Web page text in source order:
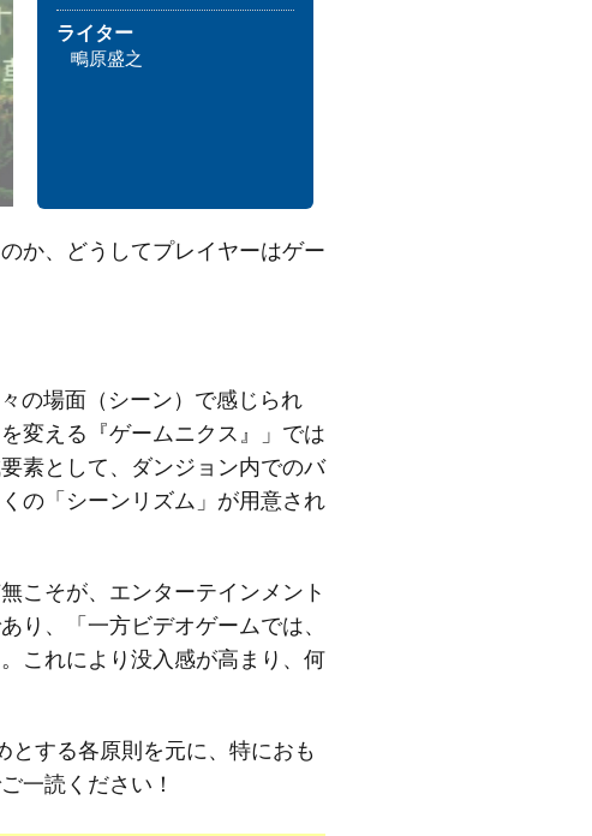
ライター
鴫原盛之
か、どうしてプレイヤーはゲー
の場面（シーン）で感じられ
変える『ゲームニクス』」では
素として、ダンジョン内でのバ
の「シーンリズム」が用意され
こそが、エンターテインメント
り、「一方ビデオゲームでは、
これにより没入感が高まり、何
する各原則を元に、特におも
一読ください！